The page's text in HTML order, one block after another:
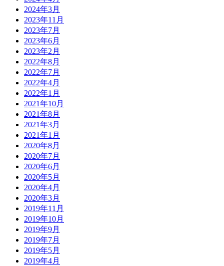
2024年3月
2023年11月
2023年7月
2023年6月
2023年2月
2022年8月
2022年7月
2022年4月
2022年1月
2021年10月
2021年8月
2021年3月
2021年1月
2020年8月
2020年7月
2020年6月
2020年5月
2020年4月
2020年3月
2019年11月
2019年10月
2019年9月
2019年7月
2019年5月
2019年4月